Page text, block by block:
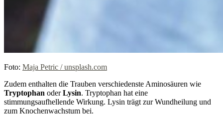
Foto: Maja Petric / unsplash.com
Zudem enthalten die Trauben verschiedenste Aminosäuren wie
Tryptophan oderLysin. Tryptophan hat eine
stimmungsaufhellende Wirkung. Lysin trägt zur Wundheilung und
zum Knochenwachstum bei.